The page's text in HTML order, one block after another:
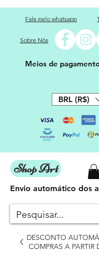
Fale pelo whatsapp
Sobre Nós
Meios de
BRL (R$)
Shop Art
DESCONTO
COMPRAS A PARTIR
Envio automático dos